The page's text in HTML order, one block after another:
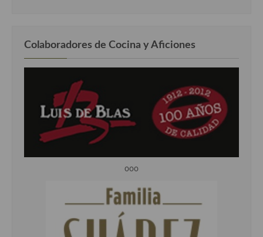
Colaboradores de Cocina y Aficiones
ooo